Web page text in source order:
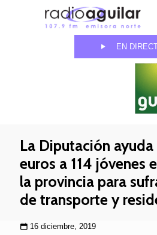
EN
La Diputación
euros a 114 jóvenes
la provincia para
de transporte y
16 diciembre, 2019